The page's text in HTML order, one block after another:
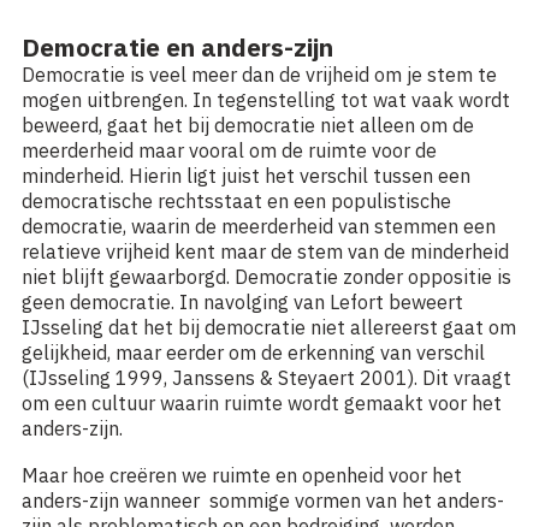
Democratie en anders-zijn
Democratie is veel meer dan de vrijheid om je stem te
mogen uitbrengen. In tegenstelling tot wat vaak wordt
beweerd, gaat het bij democratie niet alleen om de
meerderheid maar vooral om de ruimte voor de
minderheid. Hierin ligt juist het verschil tussen een
democratische rechtsstaat en een populistische
democratie, waarin de meerderheid van stemmen een
relatieve vrijheid kent maar de stem van de minderheid
niet blijft gewaarborgd. Democratie zonder oppositie is
geen democratie. In navolging van Lefort beweert
IJsseling dat het bij democratie niet allereerst gaat om
gelijkheid, maar eerder om de erkenning van verschil
(IJsseling 1999, Janssens & Steyaert 2001). Dit vraagt
om een cultuur waarin ruimte wordt gemaakt voor het
anders-zijn.
Maar hoe creëren we ruimte en openheid voor het
anders-zijn wanneer sommige vormen van het anders-